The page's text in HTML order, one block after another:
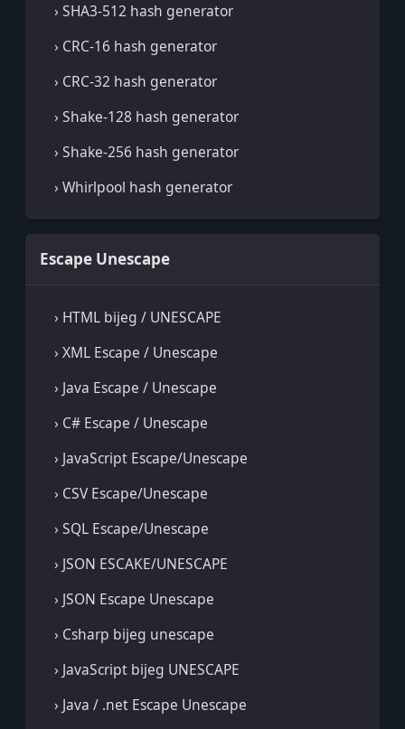
› SHA3-512 hash generator
› CRC-16 hash generator
› CRC-32 hash generator
› Shake-128 hash generator
› Shake-256 hash generator
› Whirlpool hash generator
Escape Unescape
› HTML bijeg / UNESCAPE
› XML Escape / Unescape
› Java Escape / Unescape
› C# Escape / Unescape
› JavaScript Escape/Unescape
› CSV Escape/Unescape
› SQL Escape/Unescape
› JSON ESCAKE/UNESCAPE
› JSON Escape Unescape
› Csharp bijeg unescape
› JavaScript bijeg UNESCAPE
› Java / .net Escape Unescape